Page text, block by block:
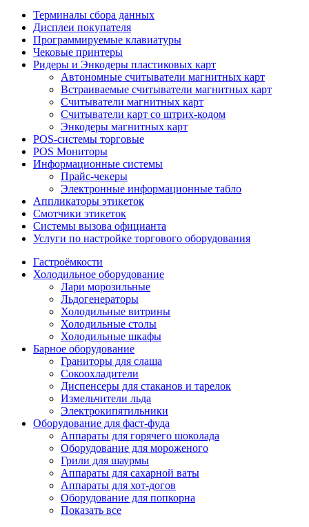
Терминалы сбора данных
Дисплеи покупателя
Программируемые клавиатуры
Чековые принтеры
Ридеры и Энкодеры пластиковых карт
Автономные считыватели магнитных карт
Встраиваемые считыватели магнитных карт
Считыватели магнитных карт
Считыватели карт со штрих-кодом
Энкодеры магнитных карт
POS-системы торговые
POS Мониторы
Информационные системы
Прайс-чекеры
Электронные информационные табло
Аппликаторы этикеток
Смотчики этикеток
Системы вызова официанта
Услуги по настройке торгового оборудования
Гастроёмкости
Холодильное оборудование
Лари морозильные
Льдогенераторы
Холодильные витрины
Холодильные столы
Холодильные шкафы
Барное оборудование
Граниторы для слаша
Сокоохладители
Диспенсеры для стаканов и тарелок
Измельчители льда
Электрокипятильники
Оборудование для фаст-фуда
Аппараты для горячего шоколада
Оборудование для мороженого
Грили для шаурмы
Аппараты для сахарной ваты
Аппараты для хот-догов
Оборудование для попкорна
Показать все